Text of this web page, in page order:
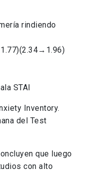
rindiendo
STAI
Inventory.
del Test
que luego
con alto